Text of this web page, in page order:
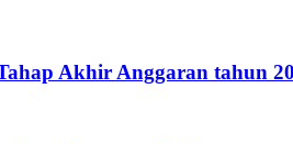
Akhir Anggaran tahun